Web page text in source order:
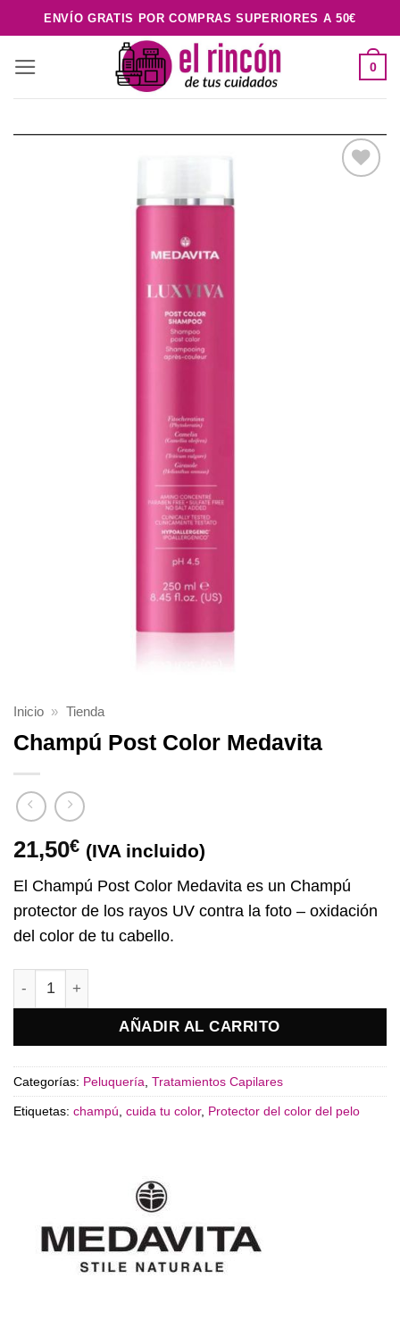
al
contenido
ENVÍO GRATIS POR COMPRAS SUPERIORES A 50€
0
Inicio » Tienda
Champú Post Color Medavita
21,50€ (IVA incluido)
El Champú Post Color Medavita es un Champú
protector de los rayos UV contra la foto – oxidación
del color de tu cabello.
Champú Post Color Medavita cantidad
AÑADIR AL CARRITO
Categorías: Peluquería Tratamientos Capilares
Etiquetas: champú cuida tu color, Protector del color del pelo